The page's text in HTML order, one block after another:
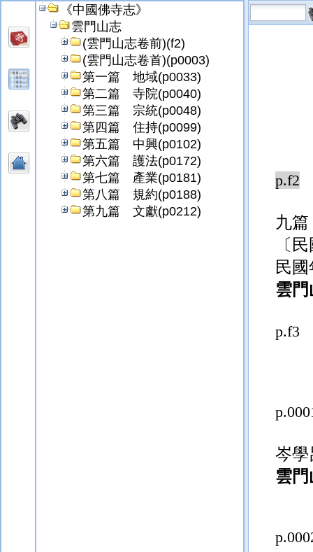
《中國佛寺志》
雲門山志
(雲門山志卷前)(f2)
(雲門山志卷首)(p0003)
第一篇 地域(p0033)
第二篇 寺院(p0040)
第三篇 宗統(p0048)
第四篇 住持(p0099)
第五篇 中興(p0102)
第六篇 護法(p0172)
第七篇 產業(p0181)
第八篇 規約(p0188)
第九篇 文獻(p0212)
p.f2
九篇
〔
民
雲門
p.f3
岑學
雲門